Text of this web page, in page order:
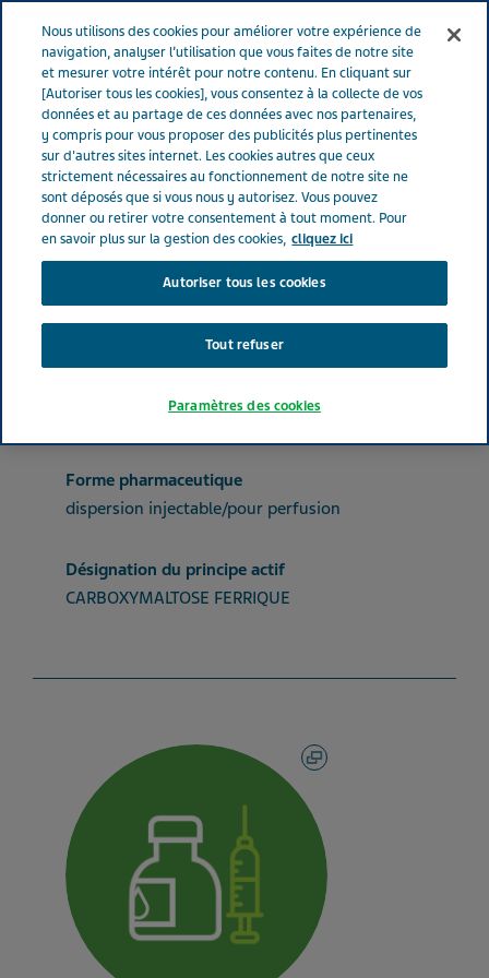
Menu
France Nos Produits
CARBOXYMALTOSE FERRIQUE TEVA® 50
mg/ml (bte de 1 x 20 mL)
CARBOXYMALTOSE
FERRIQUE TEVA® 50 mg/ml
(bte de 1 x 20 mL)
Forme pharmaceutique
dispersion injectable/pour perfusion
Désignation du principe actif
CARBOXYMALTOSE FERRIQUE
Nous utilisons des cookies pour améliorer votre expérience de
navigation, analyser l’utilisation que vous faites de notre site
et mesurer votre intérêt pour notre contenu. En cliquant sur
[Autoriser tous les cookies], vous consentez à la collecte de vos
données et au partage de ces données avec nos partenaires,
y compris pour vous proposer des publicités plus pertinentes
sur d'autres sites internet. Les cookies autres que ceux
strictement nécessaires au fonctionnement de notre site ne
sont déposés que si vous nous y autorisez. Vous pouvez
donner ou retirer votre consentement à tout moment. Pour
en savoir plus sur la gestion des cookies, cliquez ici
Autoriser tous les cookies
Tout refuser
Paramètres des cookies